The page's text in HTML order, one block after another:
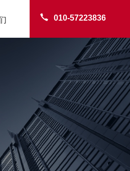
010-57223836